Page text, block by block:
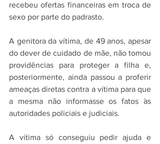
recebeu ofertas financeiras em troca de
sexo por parte do padrasto.
A genitora da vítima, de 49 anos, apesar
do dever de cuidado de mãe, não tomou
providências para proteger a filha e,
posteriormente, ainda passou a proferir
ameaças diretas contra a vítima para que
a mesma não informasse os fatos às
autoridades policiais e judiciais.
A vítima só conseguiu pedir ajuda e